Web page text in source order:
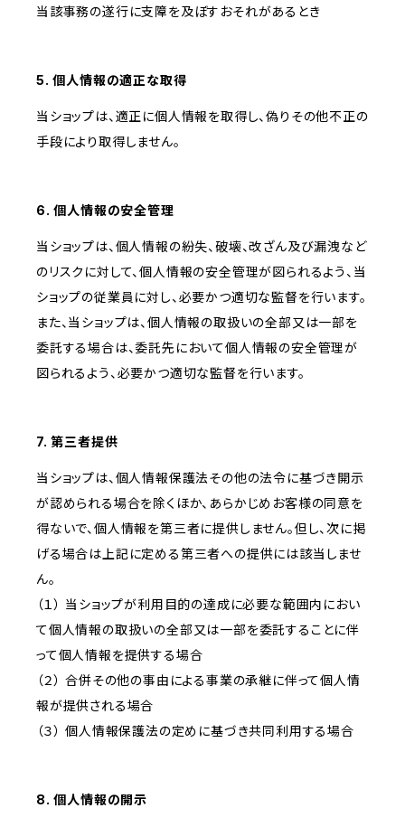
当該事務の遂行に支障を及ぼすおそれがあるとき
5. 個人情報の適正な取得
当ショップは、適正に個人情報を取得し、偽りその他不正の
手段により取得しません。
6. 個人情報の安全管理
当ショップは、個人情報の紛失、破壊、改ざん及び漏洩など
のリスクに対して、個人情報の安全管理が図られるよう、当
ショップの従業員に対し、必要かつ適切な監督を行います。
また、当ショップは、個人情報の取扱いの全部又は一部を
委託する場合は、委託先において個人情報の安全管理が
図られるよう、必要かつ適切な監督を行います。
7. 第三者提供
当ショップは、個人情報保護法その他の法令に基づき開示
が認められる場合を除くほか、あらかじめお客様の同意を
得ないで、個人情報を第三者に提供しません。但し、次に掲
げる場合は上記に定める第三者への提供には該当しませ
ん。
（１） 当ショップが利用目的の達成に必要な範囲内におい
て個人情報の取扱いの全部又は一部を委託することに伴
って個人情報を提供する場合
（２） 合併その他の事由による事業の承継に伴って個人情
報が提供される場合
（３） 個人情報保護法の定めに基づき共同利用する場合
8. 個人情報の開示